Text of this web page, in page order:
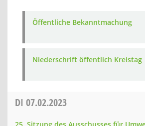
Öffentliche Bekanntmachung
Niederschrift öffentlich Kreistag
DI 07.02.2023